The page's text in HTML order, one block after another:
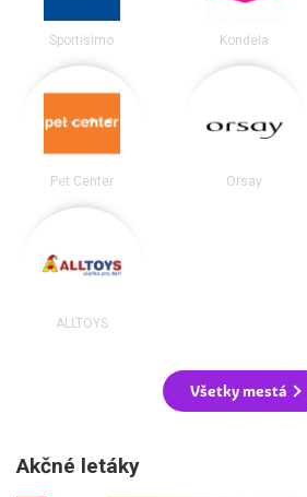
Sportisimo Kondela
Pet Center Orsay
ALLTOYS
Všetky mestá
Akčné letáky